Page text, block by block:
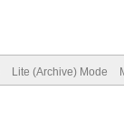
Lite (Archive) Mode